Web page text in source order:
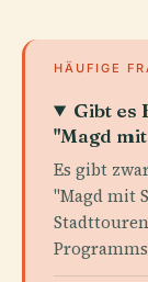
HÄUFIGE
Gibt es
"Magd
Es gibt
"Magd mit